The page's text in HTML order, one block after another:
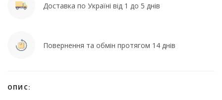
Доставка по Україні від 1 до 5 днів
Повернення та обмін протягом 14 днів
ОПИС: